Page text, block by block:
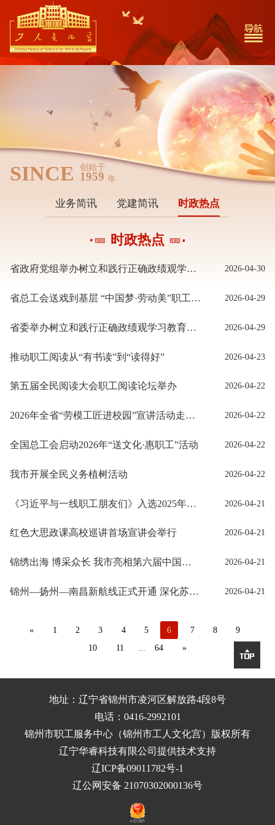

SINCE 创始于
1959 年
业务简讯 党建简讯 时政热点
时政热点
省政府党组举办树立和践行正确政绩观学习教育第2期读书班暨省政府党组理论学习中心组专题学习会 王新伟主持并讲话 2026-04-30
省总工会送戏到基层 “中国梦·劳动美”职工文艺演出在锦州举行 2026-04-29
省委举办树立和践行正确政绩观学习教育第2期读书班暨省委理论学习中心组专题学习会 车俊到会指导 许昆林主持并讲话 2026-04-29
推动职工阅读从“有书读”到“读得好” 2026-04-23
第五届全民阅读大会职工阅读论坛举办 2026-04-22
2026年全省“劳模工匠进校园”宣讲活动走进丹东 2026-04-22
全国总工会启动2026年“送文化·惠职工”活动 2026-04-22
我市开展全民义务植树活动 2026-04-22
《习近平与一线职工朋友们》入选2025年度“中国好书” 2026-04-21
红色大思政课高校巡讲首场宣讲会举行 2026-04-21
锦绣出海 博采众长 我市亮相第六届中国国际消费品博览会 2026-04-21
锦州—扬州—南昌新航线正式开通 深化苏锦合作再谱新篇 2026-04-21
« 1 2 3 4 5 6 7 8
9
10
11 64 »
地址：辽宁省锦州市凌河区解放路4段8号
电话：0416-2992101
锦州市职工服务中心（锦州市工人文化宫） 版权所有
辽宁华睿科技有限公司提供技术支持
辽ICP备09011782号-1
辽公网安备 21070302000136号